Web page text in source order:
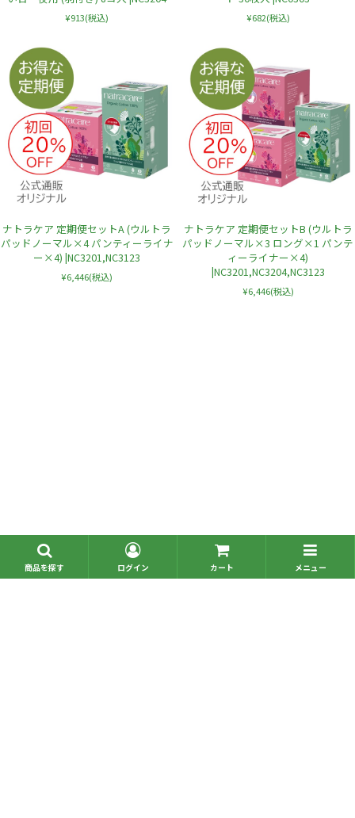
¥913(税込) ¥682(税込)
ナトラケア 定期便セットA (ウルトラ
パッドノーマル×4 パンティーライナ
ー×4) |NC3201,NC3123
¥6,446(税込)
ナトラケア 定期便セットB (ウルトラ
パッドノーマル×3 ロング×1 パンテ
ィーライナー×4)
|NC3201,NC3204,NC3123
¥6,446(税込)